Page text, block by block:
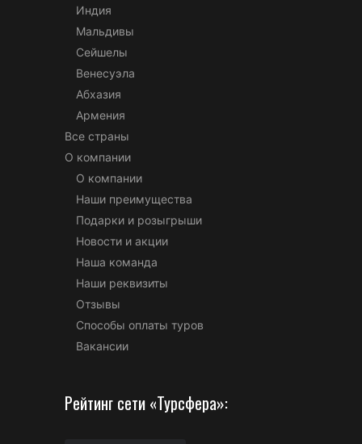
Индия
Мальдивы
Сейшелы
Венесуэла
Абхазия
Армения
Все страны
О компании
О компании
Наши преимущества
Подарки и розыгрыши
Новости и акции
Наша команда
Наши реквизиты
Отзывы
Способы оплаты туров
Вакансии
Рейтинг сети «Турсфера»: